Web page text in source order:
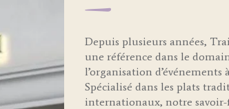
Depuis plusieurs années,
une référence dans le
l’organisation d’événements
Spécialisé dans les plats
internationaux, notre